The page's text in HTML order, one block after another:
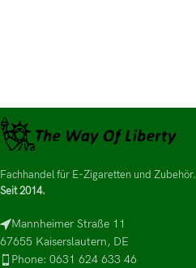
Fachhandel für E-Zigaretten und Zubehör.
Seit 2014.
Mannheimer Straße 11
67655 Kaiserslautern, DE
Phone: 0631 624 633 46